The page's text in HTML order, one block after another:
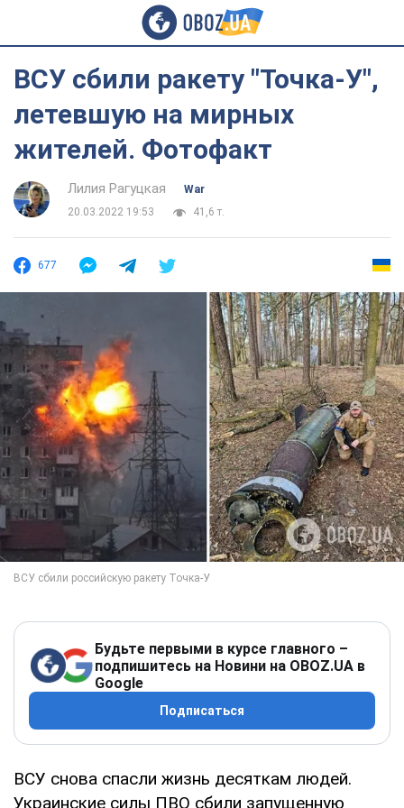
ВСУ сбили ракету "Точка-У",
летевшую на мирных
жителей. Фотофакт
Лилия Рагуцкая
War
20.03.2022 19:53
41,6 т.
677
Будьте первыми в курсе главного –
подпишитесь на Новини на OBOZ.UA в
Google
Подписаться
ВСУ снова спасли жизнь десяткам людей.
Украинские силы ПВО сбили запущенную